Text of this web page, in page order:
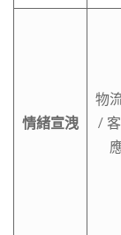
情緒宣洩
物
/